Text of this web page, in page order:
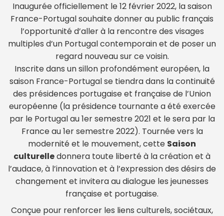
Inaugurée officiellement le 12 février 2022, la saison
France-Portugal souhaite donner au public français
l’opportunité d’aller à la rencontre des visages
multiples d’un Portugal contemporain et de poser un
regard nouveau sur ce voisin.
Inscrite dans un sillon profondément européen, la
saison France-Portugal se tiendra dans la continuité
des présidences portugaise et française de l’Union
européenne (la présidence tournante a été exercée
par le Portugal au 1er semestre 2021 et le sera par la
France au 1er semestre 2022). Tournée vers la
modernité et le mouvement, cette Saison
culturelledonnera toute liberté à la création et à
l’audace, à l’innovation et à l’expression des désirs de
changement et invitera au dialogue les jeunesses
française et portugaise.
Conçue pour renforcer les liens culturels, sociétaux,